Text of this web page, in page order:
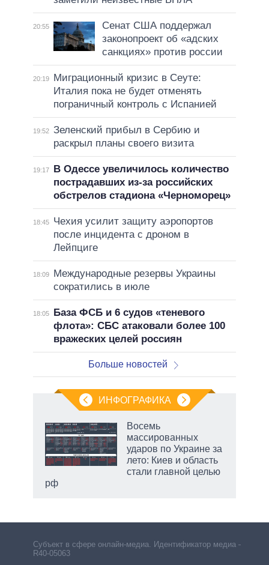
20:55
Сенат США поддержал
законопроект об «адских
санкциях» против россии
20:19
Миграционный кризис в Сеуте:
Италия пока не будет отменять
пограничный контроль с Испанией
19:52 Зеленский прибыл в Сербию и
раскрыл планы своего визита
19:17
В Одессе увеличилось количество
пострадавших из-за российских
обстрелов стадиона «Черноморец»
18:45
Чехия усилит защиту аэропортов
после инцидента с дроном в
Лейпциге
18:09
Международные резервы Украины
сократились в июле
18:05
База ФСБ и 6 судов «теневого
флота»: СБС атаковали более 100
вражеских целей россиян
Больше новостей
ИНФОГРАФИКА
Восемь
массированных
ударов по Украине за
лето: Киев и область
стали главной целью
рф
Субъект в сфере онлайн-медиа. Идентификатор медиа –
R40-05063